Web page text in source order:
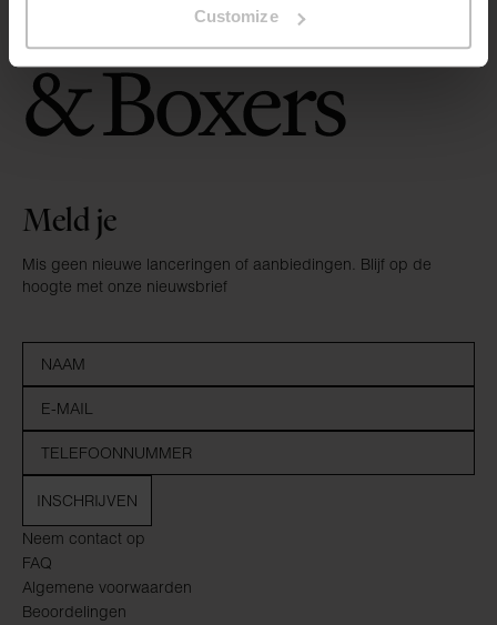
Customize
Neem contact op
FAQ
Algemene voorwaarden
Beoordelingen
Meld je
Mis geen nieuwe lanceringen of aanbiedingen. Blijf op de
hoogte met onze nieuwsbrief
INSCHRIJVEN